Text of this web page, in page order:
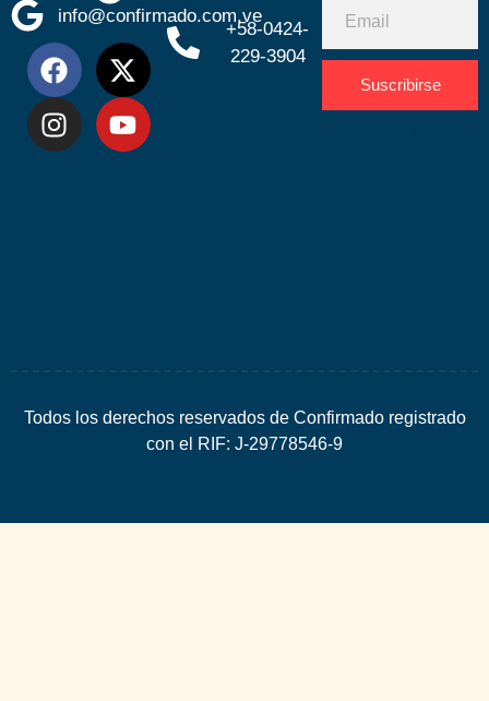
info@confirmado.com.ve
+58-0424-
229-3904
Suscribirse
Todos los derechos reservados de Confirmado registrado
con el RIF: J-29778546-9